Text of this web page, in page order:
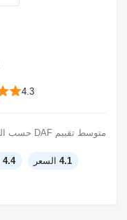
4.3
متوسط تقييم DAF حسب المقاييس الرئيسية:
4.1 السعر 4.4